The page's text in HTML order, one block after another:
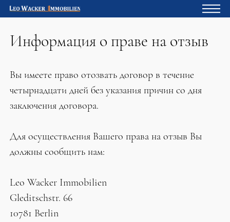
Главная
О нас
Девелопмент
Контакты
Информация о праве на отзыв
Вы имеете право отозвать договор в течение
четырнадцати дней без указания причин со дня
заключения договора.
Для осуществления Вашего права на отзыв Вы
должны сообщить нам:
Leo Wacker Immobilien
Gleditschstr. 66
10781 Berlin